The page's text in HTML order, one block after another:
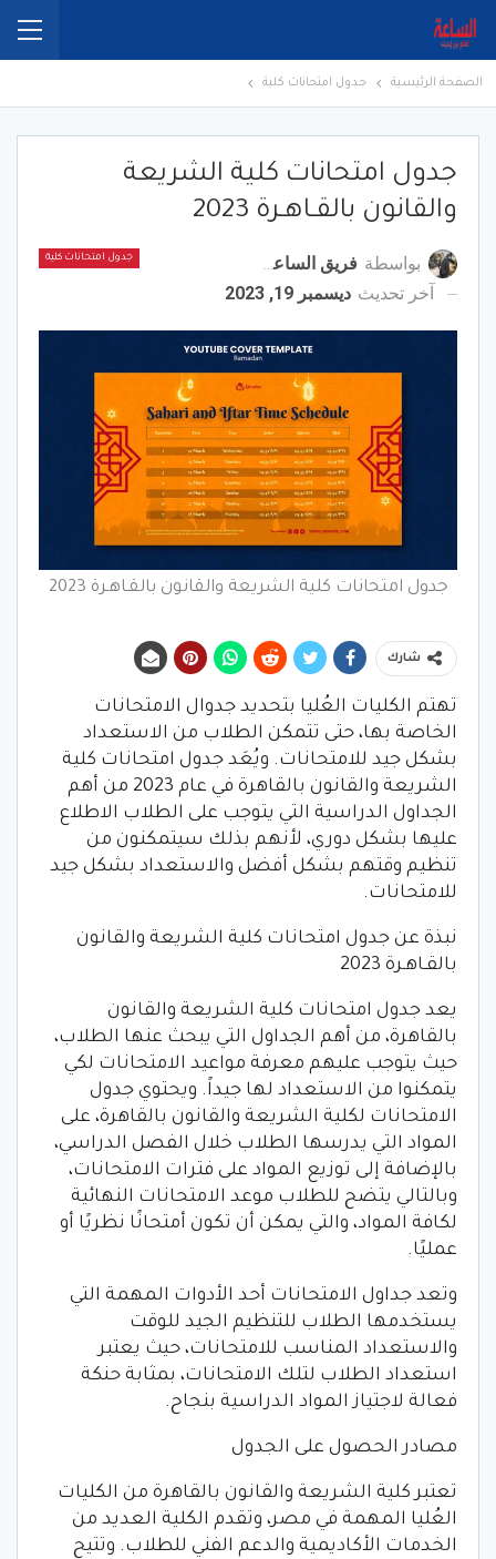
الصفحة الرئيسية جدول امتحانات كلية
جدول امتحانات كلية الشريعة
والقانون بالقـاهـرة 2023
جدول امتحانات كلية بواسطة فريق الساعة برس
آخر تحديث ديسمبر 19, 2023
جدول امتحانات كلية الشريعة والقانون بالقـاهـرة 2023
شارك
تهتم الكليات العُليا بتحديد جدوال الامتحانات
الخاصة بها، حتى تتمكن الطلاب من الاستعداد
بشكل جيد للامتحانات. ويُعَد جدول امتحانات كلية
الشريعة والقانون بالقاهرة في عام 2023 من أهم
الجداول الدراسية التي يتوجب على الطلاب الاطلاع
عليها بشكل دوري، لأنهم بذلك سيتمكنون من
تنظيم وقتهم بشكل أفضل والاستعداد بشكل جيد
للامتحانات.
نبذة عن جدول امتحانات كلية الشريعة والقانون
بالقـاهـرة 2023
يعد جدول امتحانات كلية الشريعة والقانون
بالقاهرة، من أهم الجداول التي يبحث عنها الطلاب،
حيث يتوجب عليهم معرفة مواعيد الامتحانات لكي
يتمكنوا من الاستعداد لها جيداً. ويحتوي جدول
الامتحانات لكلية الشريعة والقانون بالقاهرة، على
المواد التي يدرسها الطلاب خلال الفصل الدراسي،
بالإضافة إلى توزيع المواد على فترات الامتحانات،
وبالتالي يتضح للطلاب موعد الامتحانات النهائية
لكافة المواد، والتي يمكن أن تكون أمتحانًا نظريًا أو
عمليًا.
وتعد جداول الامتحانات أحد الأدوات المهمة التي
يستخدمها الطلاب للتنظيم الجيد للوقت
والاستعداد المناسب للامتحانات، حيث يعتبر
استعداد الطلاب لتلك الامتحانات، بمثابة حنكة
فعالة لاجتياز المواد الدراسية بنجاح.
مصادر الحصول على الجدول
تعتبر كلية الشريعة والقانون بالقاهرة من الكليات
العُليا المهمة في مصر، وتقدم الكلية العديد من
الخدمات الأكاديمية والدعم الفني للطلاب. وتتيح